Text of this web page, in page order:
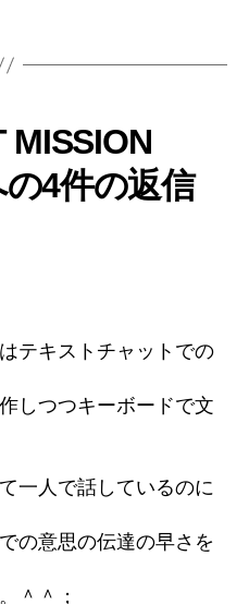
MISSION
4件の返信
テキストチャットでの
しつつキーボードで文
一人で話しているのに
の意思の伝達の早さを
＾＾；